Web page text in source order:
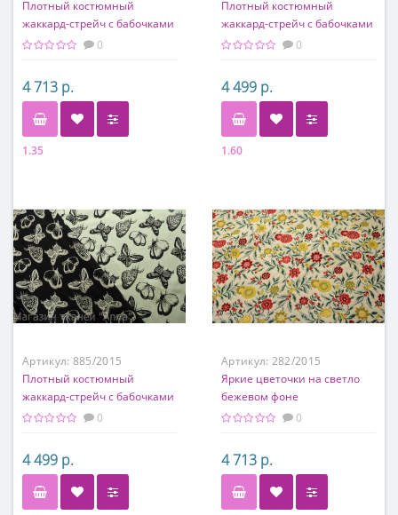
Плотный костюмный
жаккард-стрейч с бабочками
(двусторонний)
0
4 713 р.
1.35
Плотный костюмный
жаккард-стрейч с бабочками
(двусторонний), в черно-
0
4 499 р.
1.60
Артикул: 885/2015
Плотный костюмный
жаккард-стрейч с бабочками
(двусторонний), в светло-
0
4 499 р.
Артикул: 282/2015
Яркие цветочки на светло
бежевом фоне
0
4 713 р.